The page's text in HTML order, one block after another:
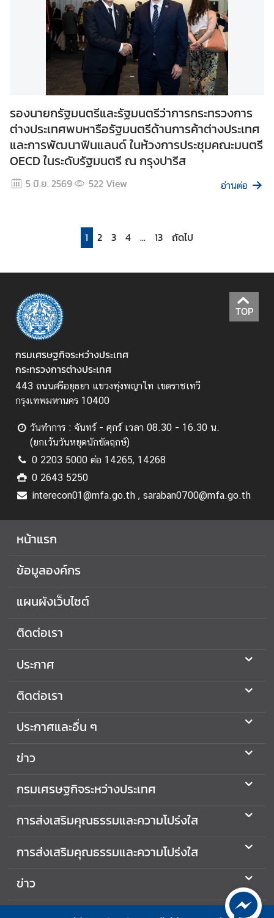
รองนายกรัฐมนตรีและรัฐมนตรีว่าการกระทรวงการ
ต่างประเทศพบหารือรัฐมนตรีด้านการค้าต่างประเทศ
และการพัฒนาฟินแลนด์ ในห้วงการประชุมคณะมนตรี
OECD ในระดับรัฐมนตรี ณ กรุงปารีส
5 มิ.ย. 2569 522View อ่านต่อ
1 2 3 4 ... 13 ถัดไป
TOP
กรมเศรษฐกิจระหว่างประเทศ
กระทรวงการต่างประเทศ
443 ถนนศรีอยุธยา แขวงทุ่งพญาไท เขตราชเทวี
กรุงเทพมหานคร 10400
วันทำการ : จันทร์ - ศุกร์ เวลา 08.30 - 16.30 น.
(ยกเว้นวันหยุดนักขัตฤกษ์)
0 2203 5000 ต่อ 14265, 14268
0 2643 5250
interecon01@mfa.go.th , saraban0700@mfa.go.th
หน้าแรก
ข้อมูลองค์กร
แผนผังเว็บไซต์
ติดต่อเรา
ประกาศ
ติดต่อเรา
ประกาศและอื่น ๆ
ข่าว
กรมเศรษฐกิจระหว่างประเทศ
การส่งเสริมคุณธรรมและความโปร่งใส
การส่งเสริมคุณธรรมและความโปร่งใส
ข่าว